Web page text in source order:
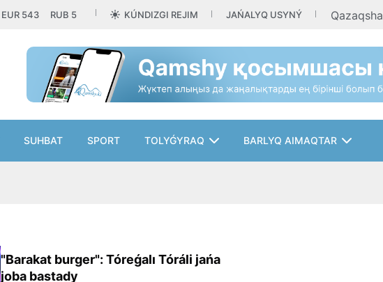
EUR 543 RUB 5 KÚNDIZGI REJIM JAŃALYQ USYNÝ Qazaqsha
SUHBAT SPORT TOLYǴYRAQ BARLYQ AIMAQTAR
"Barakat burger": Tóreǵalı Tóráli jańa
joba bastady